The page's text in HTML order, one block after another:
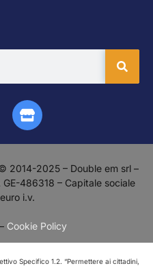
2014-2025 – Double em srl –
486318 – Capitale sociale
i.v.
Cookie Policy
Specifico 1.2. “Permettere ai cittadini,